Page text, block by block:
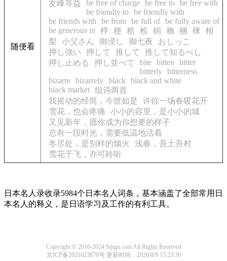
随便看
友峰等益
be free of charge be free to be free with
be friendly to be friendly with
be friends with
be from be full of be fully aware of
be generous in
桴 梗 梏 检 梮 桷 梱 梾
桹
梨
小父さん 御浸し 御七夜
おしっこ
押し強い
押して 推して
推して知るべし
押し止める
押し並べて bite bitten
bitter
bitterly bitterness
bizarre bizarrely black
black and white
black market 组诗两首
我摇动的经筒，今世如是
许你一场春暖花开
雪花，也会疼痛
小小的容里，是小小的城
又见新年，愿你成为你想要的样子
总有一段时光，需要低温地活着
冬尽处，是别样的烟火
浅春，吾土吾村
雪花于飞，亦可聆听
日本名人录收录5984个日本名人词条，基本涵盖了全部常用日
本名人的释义，是日语学习及工作的有利工具。
Copyright © 2010-2024 Sijigu.com All Rights Reserved
京ICP备2021023879号 更新时间：2026/8/9 15:23:30